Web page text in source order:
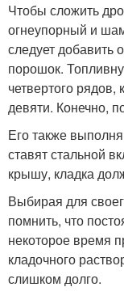
Чтобы сложить
огнеупорный и
следует добавить
порошок.
четвертого
девяти. Конечно,
Его также
ставят стальной
крышу, кладка
Выбирая для
помнить, что
некоторое время
кладочного
слишком долго.